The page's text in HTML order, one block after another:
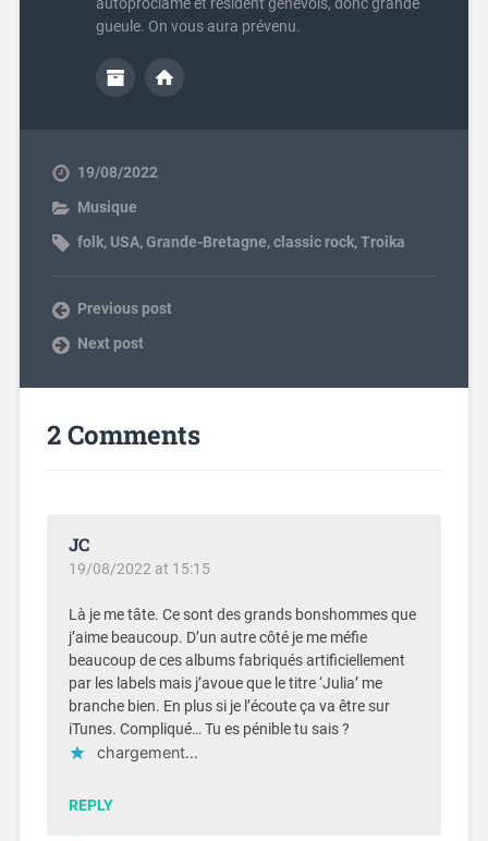
autoproclamé et résident genevois, donc grande
gueule. On vous aura prévenu.
19/08/2022
Musique
folk, USA,Grande-Bretagne,classic rock,Troika
Previous post
Next post
2 Comments
JC
19/08/2022 at 15:15
Là je me tâte. Ce sont des grands bonshommes que
j’aime beaucoup. D’un autre côté je me méfie
beaucoup de ces albums fabriqués artificiellement
par les labels mais j’avoue que le titre ‘Julia’ me
branche bien. En plus si je l’écoute ça va être sur
iTunes. Compliqué… Tu es pénible tu sais ?
chargement…
REPLY